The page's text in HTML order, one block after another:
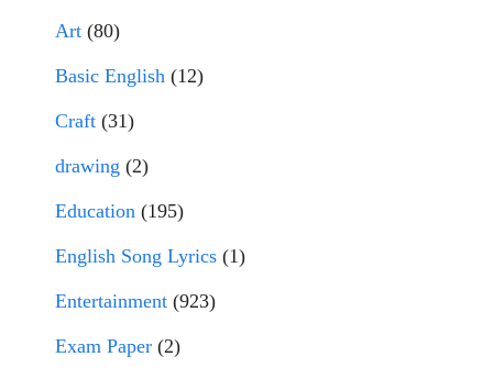
Art (80)
Basic English (12)
Craft (31)
drawing (2)
Education (195)
English Song Lyrics (1)
Entertainment (923)
Exam Paper (2)